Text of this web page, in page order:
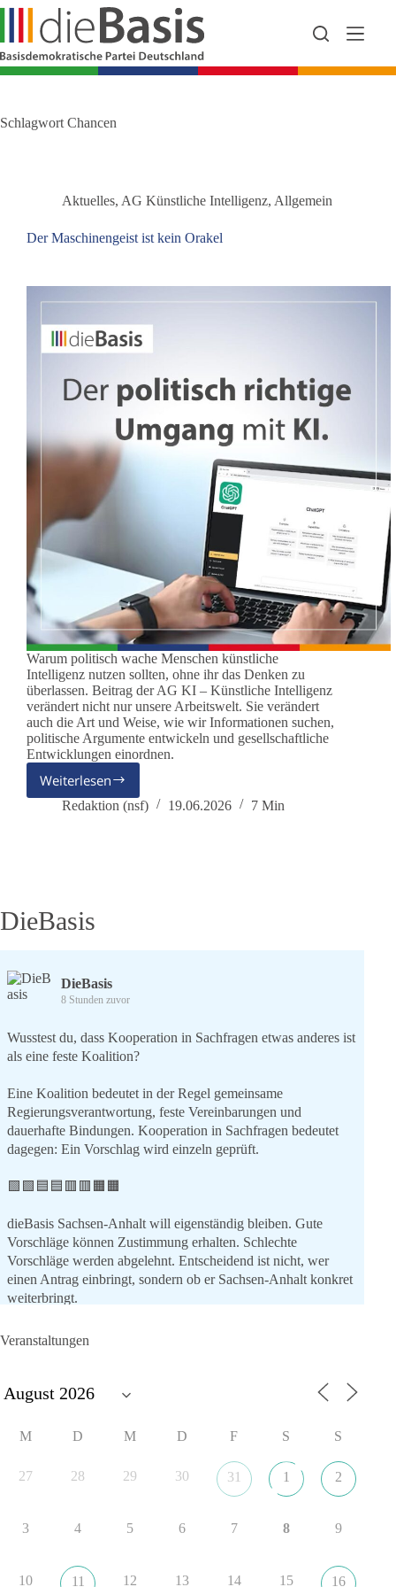
Zum
springen
Schlagwort Chancen
Aktuelles, AG Künstliche Intelligenz, Allgemein
Der Maschinengeist ist kein Orakel
Warum politisch wache Menschen künstliche
Intelligenz nutzen sollten, ohne ihr das Denken zu
überlassen. Beitrag der AG KI – Künstliche Intelligenz
verändert nicht nur unsere Arbeitswelt. Sie verändert
auch die Art und Weise, wie wir Informationen suchen,
politische Argumente entwickeln und gesellschaftliche
Entwicklungen einordnen.
Weiterlesen
Der
Maschinengeist
Redaktion (nsf) 19.06.2026 7 Min
DieBasis
DieBasis
8 Stunden zuvor
Wusstest du, dass Kooperation in Sachfragen etwas anderes ist
als eine feste Koalition?
Eine Koalition bedeutet in der Regel gemeinsame
Regierungsverantwortung, feste Vereinbarungen und
dauerhafte Bindungen. Kooperation in Sachfragen bedeutet
dagegen: Ein Vorschlag wird einzeln geprüft.
🟩🟩🟦🟦🟥🟥🟧🟧
dieBasis Sachsen-Anhalt will eigenständig bleiben. Gute
Vorschläge können Zustimmung erhalten. Schlechte
Vorschläge werden abgelehnt. Entscheidend ist nicht, wer
einen Antrag einbringt, sondern ob er Sachsen-Anhalt konkret
weiterbringt.
Ablehnung. Keine politische Verschmelzung.
Entscheidungen? 👇
#dieBasis #SachsenAnhalt #Landtagswahl2026
#Kooperation
13 Stunden zuvor
Veranstaltungen
M D M D F S S
27 28 29 30 31 1 2
3 4 5 6 7 8 9
10 11 12 13 14 15 16